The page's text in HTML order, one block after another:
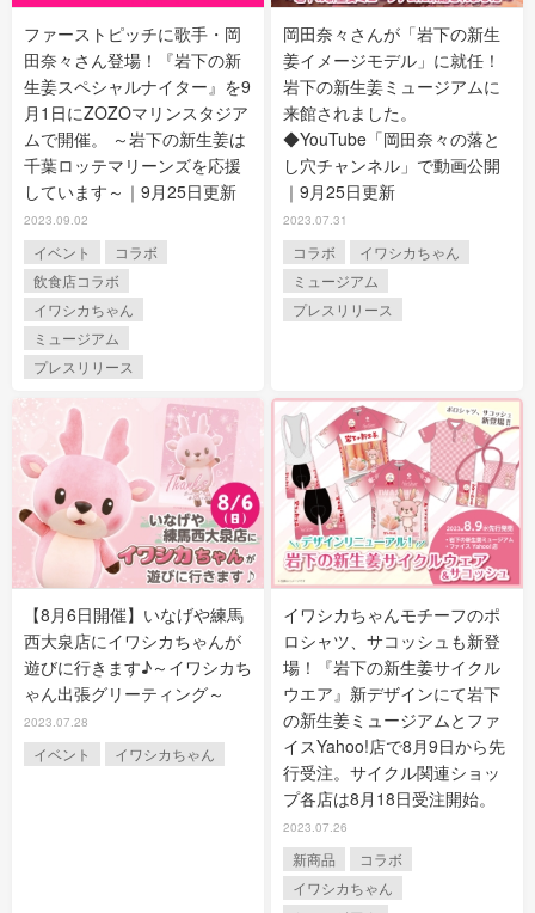
ファーストピッチに歌手・岡
田奈々さん登場！『岩下の新
生姜スペシャルナイター』を9
月1日にZOZOマリンスタジア
ムで開催。 ～岩下の新生姜は
千葉ロッテマリーンズを応援
しています～｜9月25日更新
2023.09.02
イベント
コラボ
飲食店コラボ
イワシカちゃん
ミュージアム
プレスリリース
岡田奈々さんが「岩下の新生
姜イメージモデル」に就任！
岩下の新生姜ミュージアムに
来館されました。
◆YouTube「岡田奈々の落と
し穴チャンネル」で動画公開
｜9月25日更新
2023.07.31
コラボ
イワシカちゃん
ミュージアム
プレスリリース
【8月6日開催】いなげや練馬
西大泉店にイワシカちゃんが
遊びに行きます♪～イワシカち
ゃん出張グリーティング～
2023.07.28
イベント イワシカちゃん
イワシカちゃんモチーフのポ
ロシャツ、サコッシュも新登
場！『岩下の新生姜サイクル
ウエア』新デザインにて岩下
の新生姜ミュージアムとファ
イスYahoo!店で8月9日から先
行受注。サイクル関連ショッ
プ各店は8月18日受注開始。
2023.07.26
新商品
コラボ
イワシカちゃん